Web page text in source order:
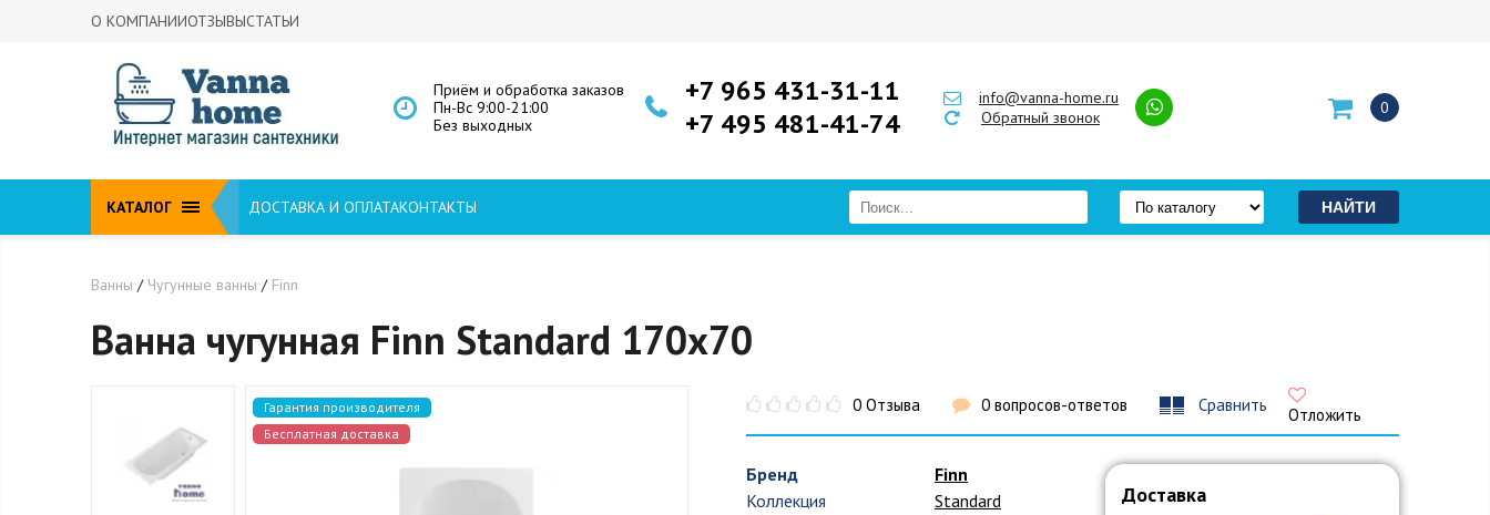
О КОМПАНИИОТЗЫВЫСТАТЬИ
Приём и обработка заказов
Пн-Вс 9:00-21:00
Без выходных
+7 965 431-31-11
+7 495 481-41-74
info@vanna-home.ru
Обратный звонок
0
КАТАЛОГ ДОСТАВКА И ОПЛАТАКОНТАКТЫ
Ванны / Чугунные ванны / Finn
Ванна чугунная Finn Standard 170x70
Бесплатная доставка
Гарантия производителя 0 Отзыва 0 вопросов-ответов Сравнить Отложить
Бренд
Finn
Коллекция
Standard
Доставка